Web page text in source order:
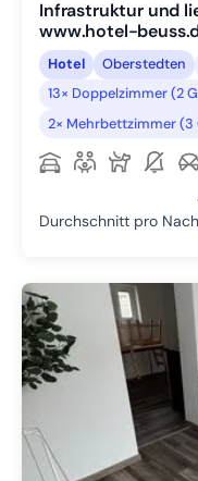
Infrastruktur und
www.hotel-
Hotel Oberstedten
13× Doppelzimmer (2
2× Mehrbettzimmer (3
Durchschnitt pro